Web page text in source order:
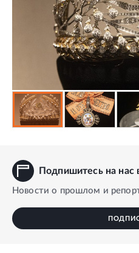
Подпишитесь на нас
Новости о прошлом и